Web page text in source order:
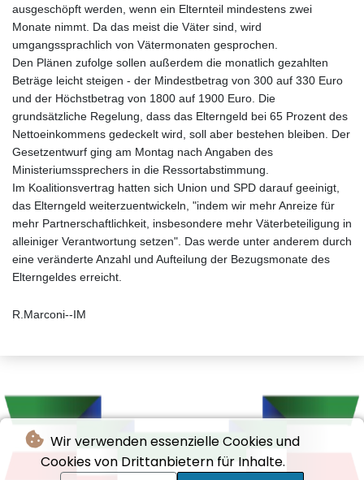
Wir verwenden essenzielle Cookies und
Cookies von Drittanbietern für Inhalte.
ausgeschöpft werden, wenn ein Elternteil mindestens zwei
Monate nimmt. Da das meist die Väter sind, wird
umgangssprachlich von Vätermonaten gesprochen.
Den Plänen zufolge sollen außerdem die monatlich gezahlten
Beträge leicht steigen - der Mindestbetrag von 300 auf 330 Euro
und der Höchstbetrag von 1800 auf 1900 Euro. Die
grundsätzliche Regelung, dass das Elterngeld bei 65 Prozent des
Nettoeinkommens gedeckelt wird, soll aber bestehen bleiben. Der
Gesetzentwurf ging am Montag nach Angaben des
Ministeriumssprechers in die Ressortabstimmung.
Im Koalitionsvertrag hatten sich Union und SPD darauf geeinigt,
das Elterngeld weiterzuentwickeln, "indem wir mehr Anreize für
mehr Partnerschaftlichkeit, insbesondere mehr Väterbeteiligung in
alleiniger Verantwortung setzen". Das werde unter anderem durch
eine veränderte Anzahl und Aufteilung der Bezugsmonate des
Elterngeldes erreicht.
R.Marconi--IM